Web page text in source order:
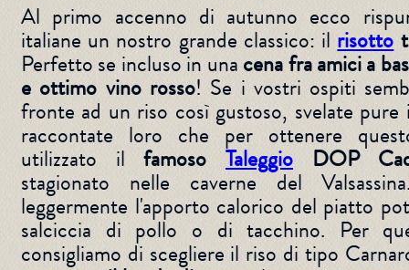
Al primo accenno di autunno ecco
italiane un nostro grande classico: ilrisotto
Perfetto se incluso in una cena fra amici a
e ottimo vino rosso! Se i vostri ospiti
fronte ad un riso così gustoso, svelate
raccontate loro che per ottenere
utilizzato ilfamosoTaleggio DOP
stagionato nelle caverne del
leggermente l'apporto calorico del piatto
salciccia di pollo o di tacchino. Per
consigliamo di scegliere il riso di tipo